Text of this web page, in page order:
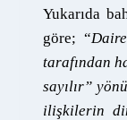
Yukarıda
göre; “
tarafından
sayılır”
ilişkilerin